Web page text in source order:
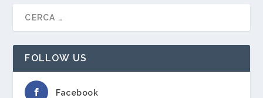
FOLLOW US
Facebook